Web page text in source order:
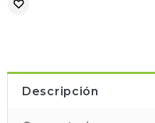
Descripción